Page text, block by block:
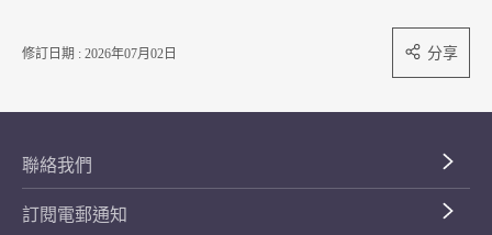
修訂日期 : 2026年07月02日 分享
聯絡我們
訂閱電郵通知